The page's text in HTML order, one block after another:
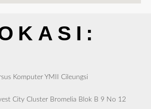
Komputer YMII Cileungsi
City Cluster Bromelia Blok B 9 No 12